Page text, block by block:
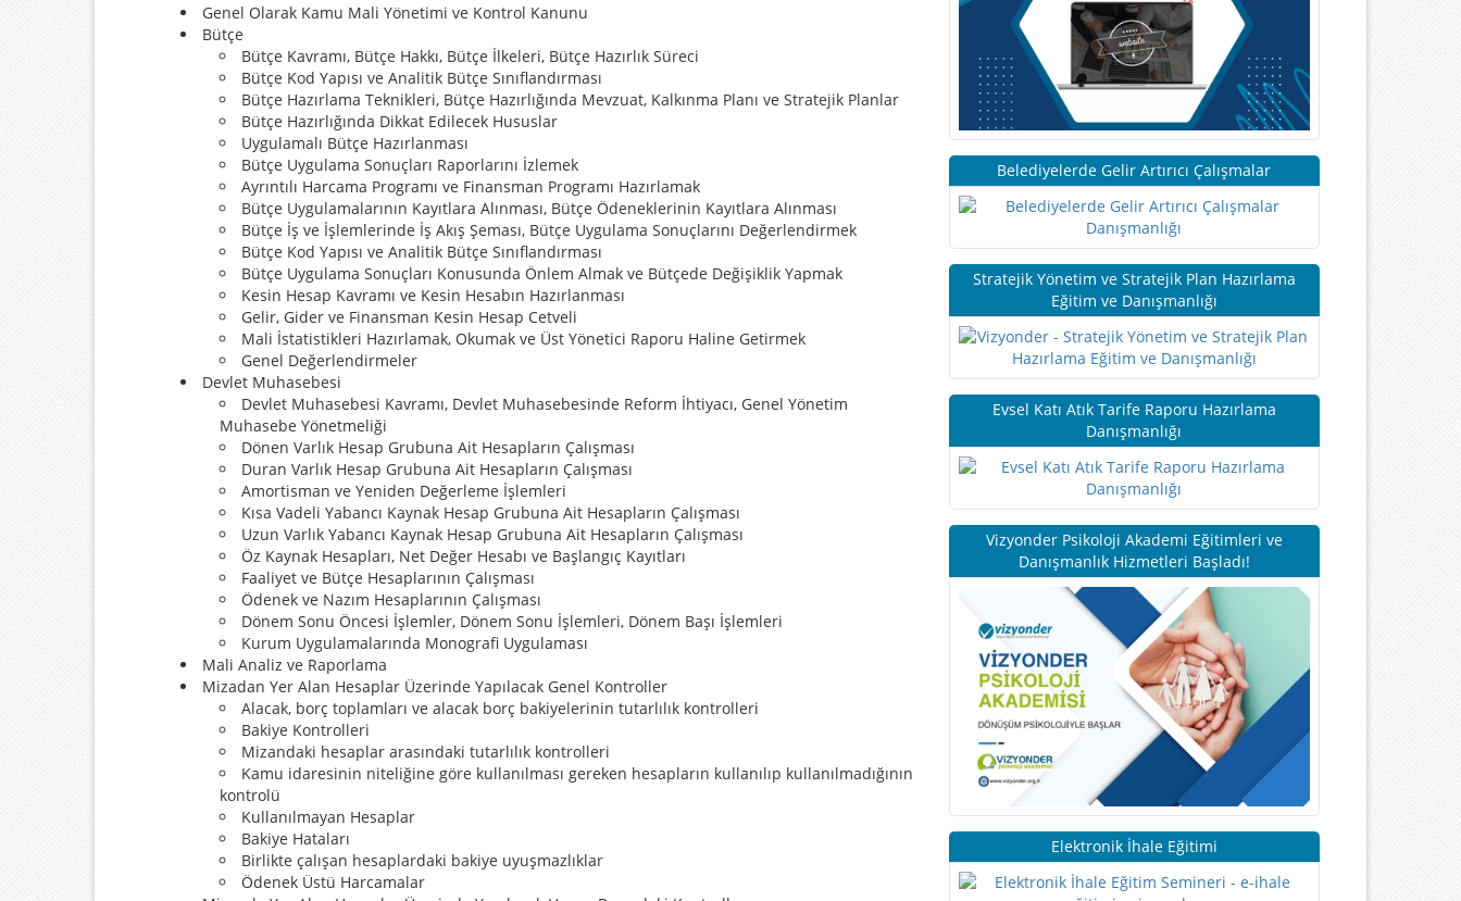
Genel Olarak Kamu Mali Yönetimi ve Kontrol Kanunu
Bütçe
​Bütçe Kavramı, Bütçe Hakkı, Bütçe İlkeleri, Bütçe Hazırlık Süreci
Bütçe Kod Yapısı ve Analitik Bütçe Sınıflandırması
Bütçe Hazırlama Teknikleri, Bütçe Hazırlığında Mevzuat, Kalkınma Planı ve Stratejik Planlar
Bütçe Hazırlığında Dikkat Edilecek Hususlar
Uygulamalı Bütçe Hazırlanması
Bütçe Uygulama Sonuçları Raporlarını İzlemek
Ayrıntılı Harcama Programı ve Finansman Programı Hazırlamak
Bütçe Uygulamalarının Kayıtlara Alınması, Bütçe Ödeneklerinin Kayıtlara Alınması
Bütçe İş ve İşlemlerinde İş Akış Şeması, Bütçe Uygulama Sonuçlarını Değerlendirmek
Bütçe Kod Yapısı ve Analitik Bütçe Sınıflandırması
Bütçe Uygulama Sonuçları Konusunda Önlem Almak ve Bütçede Değişiklik Yapmak
Kesin Hesap Kavramı ve Kesin Hesabın Hazırlanması
Gelir, Gider ve Finansman Kesin Hesap Cetveli
Mali İstatistikleri Hazırlamak, Okumak ve Üst Yönetici Raporu Haline Getirmek
Genel Değerlendirmeler
Devlet Muhasebesi​​
Devlet Muhasebesi Kavramı, Devlet Muhasebesinde Reform İhtiyacı, Genel Yönetim
Muhasebe Yönetmeliği
Dönen Varlık Hesap Grubuna Ait Hesapların Çalışması
Duran Varlık Hesap Grubuna Ait Hesapların Çalışması
Amortisman ve Yeniden Değerleme İşlemleri
Kısa Vadeli Yabancı Kaynak Hesap Grubuna Ait Hesapların Çalışması
Uzun Varlık Yabancı Kaynak Hesap Grubuna Ait Hesapların Çalışması
Öz Kaynak Hesapları, Net Değer Hesabı ve Başlangıç Kayıtları
Faaliyet ve Bütçe Hesaplarının Çalışması
Ödenek ve Nazım Hesaplarının Çalışması
Dönem Sonu Öncesi İşlemler, Dönem Sonu İşlemleri, Dönem Başı İşlemleri
Kurum Uygulamalarında Monografi Uygulaması
Mali Analiz ve Raporlama
Mizadan Yer Alan Hesaplar Üzerinde Yapılacak Genel Kontroller
​Alacak, borç toplamları ve alacak borç bakiyelerinin tutarlılık kontrolleri
Bakiye Kontrolleri
Mizandaki hesaplar arasındaki tutarlılık kontrolleri
Kamu idaresinin niteliğine göre kullanılması gereken hesapların kullanılıp kullanılmadığının
kontrolü
Kullanılmayan Hesaplar
Bakiye Hataları
Birlikte çalışan hesaplardaki bakiye uyuşmazlıklar
Ödenek Üstü Harcamalar
Belediyelerde Gelir Artırıcı Çalışmalar
Stratejik Yönetim ve Stratejik Plan Hazırlama
Eğitim ve Danışmanlığı
Evsel Katı Atık Tarife Raporu Hazırlama
Danışmanlığı
Vizyonder Psikoloji Akademi Eğitimleri ve
Danışmanlık Hizmetleri Başladı!
Elektronik İhale Eğitimi